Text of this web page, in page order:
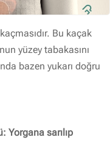
Bu kaçak
yüzey tabakasını
bazen yukarı doğru
Yorgana sarılıp